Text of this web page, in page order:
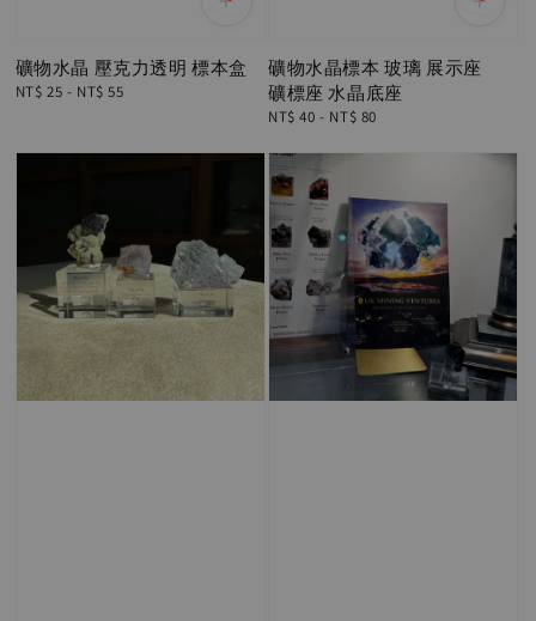
礦物水晶 壓克力透明 標本盒
Regular
NT$ 25 - NT$ 55
礦物水晶標本 玻璃 展示座
礦標座 水晶底座
Regular
NT$ 40 - NT$ 80